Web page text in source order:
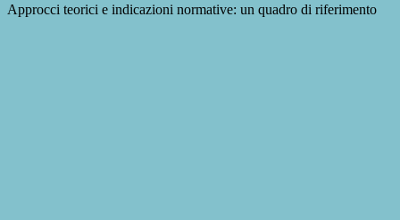
Approcci teorici e indicazioni normative: un quadro di riferimento